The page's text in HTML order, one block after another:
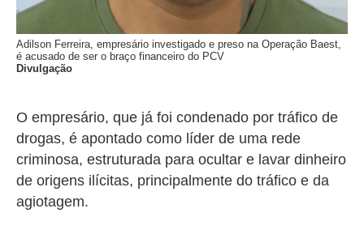
Adilson Ferreira, empresário investigado e preso na Operação Baest,
é acusado de ser o braço financeiro do PCV
Divulgação
O empresário, que já foi condenado por tráfico de
drogas, é apontado como líder de uma rede
criminosa, estruturada para ocultar e lavar dinheiro
de origens ilícitas, principalmente do tráfico e da
agiotagem.